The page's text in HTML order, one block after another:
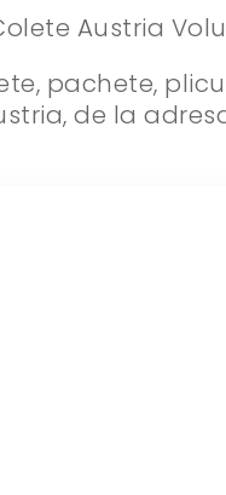
pachete,
de la